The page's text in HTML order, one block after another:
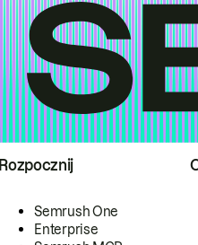
Rozpocznij
Semrush One
Enterprise